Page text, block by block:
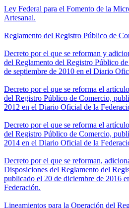
Ley Federal para el Fomento de la
Artesanal.
Reglamento del Registro Público de
Decreto por el que se reforman y
del Reglamento del Registro Público
de septiembre de 2010 en el Diario
Decreto por el que se reforma el
del Registro Público de Comercio,
2012 en el Diario Oficial de la
Decreto por el que se reforma el
del Registro Público de Comercio,
2014 en el Diario Oficial de la
Decreto por el que se reforman,
Disposiciones del Reglamento del
publicado el 20 de diciembre de 2016
Federación.
Lineamientos para la Operación del